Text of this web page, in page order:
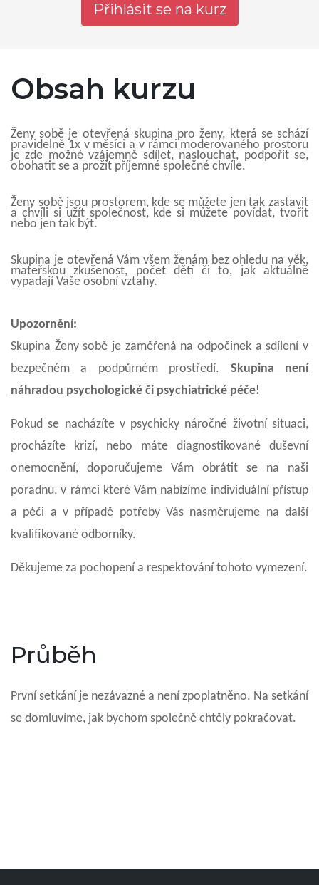
Přihlásit se na kurz
Obsah kurzu
Ženy sobě je otevřená skupina pro ženy, která se schází
pravidelně 1x v měsíci a v rámci moderovaného prostoru
je zde možné vzájemně sdílet, naslouchat, podpořit se,
obohatit se a prožít příjemné společné chvíle.
Ženy sobě jsou prostorem, kde se můžete jen tak zastavit
a chvíli si užít společnost, kde si můžete povídat, tvořit
nebo jen tak být.
Skupina je otevřená Vám všem ženám bez ohledu na věk,
mateřskou zkušenost, počet dětí či to, jak aktuálně
vypadají Vaše osobní vztahy.
Upozornění:
Skupina Ženy sobě je zaměřená na odpočinek a sdílení v
bezpečném a podpůrném prostředí. Skupina není
náhradou psychologické či psychiatrické péče!
Pokud se nacházíte v psychicky náročné životní situaci,
procházíte krizí, nebo máte diagnostikované duševní
onemocnění, doporučujeme Vám obrátit se na naši
poradnu, v rámci které Vám nabízíme individuální přístup
a péči a v případě potřeby Vás nasměrujeme na další
kvalifikované odborníky.
Děkujeme za pochopení a respektování tohoto vymezení.
Průběh
První setkání je nezávazné a není zpoplatněno. Na setkání
se domluvíme, jak bychom společně chtěly pokračovat.